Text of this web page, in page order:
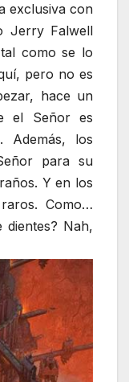
exclusiva con
Jerry Falwell
como se lo
pero no es
hace un
el Señor es
Además, los
para su
Y en los
Como…
Nah,